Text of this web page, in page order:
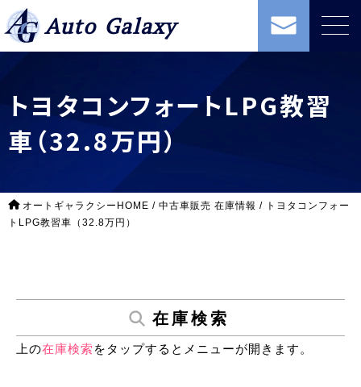
Auto Galaxy
トヨタコンフォートLPG教習
車（32.8万円）
オートギャラクシーHOME / 中古車販売 在庫情報 / トヨタコンフォー
トLPG教習車（32.8万円）
在庫検索
上の在庫検索をタップするとメニューが開きます。